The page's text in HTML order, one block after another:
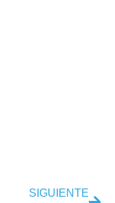
SIGUIENTE